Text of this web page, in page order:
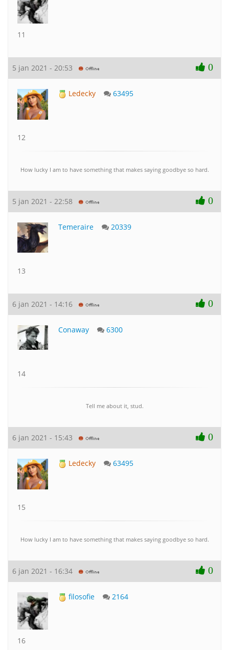
11
5 jan 2021 - 20:53 0
Ledecky 63495
12
How lucky I am to have something that makes saying goodbye so hard.
5 jan 2021 - 22:58 0
Temeraire 20339
13
6 jan 2021 - 14:16 0
Conaway 6300
14
Tell me about it, stud.
6 jan 2021 - 15:43 0
Ledecky 63495
15
How lucky I am to have something that makes saying goodbye so hard.
6 jan 2021 - 16:34 0
filosofie 2164
16